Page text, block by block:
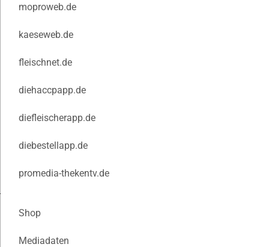
moproweb.de
kaeseweb.de
fleischnet.de
diehaccpapp.de
diefleischerapp.de
diebestellapp.de
promedia-thekentv.de
Shop
Mediadaten